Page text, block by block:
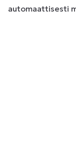
automaattisesti